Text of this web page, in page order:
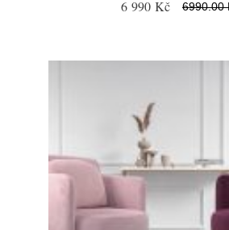
6 990 Kč 6990.00